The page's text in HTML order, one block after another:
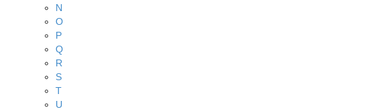
N
O
P
Q
R
S
T
U